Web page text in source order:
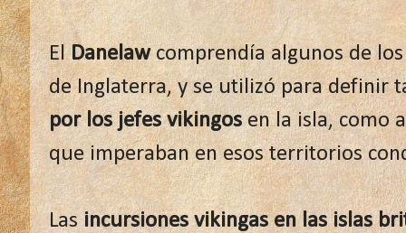
ElDanelawcomprendía algunos de
de Inglaterra, y se utilizó para definir
por los jefes vikingosen la isla, como
que imperaban en esos territorios
Lasincursiones vikingas en las islas